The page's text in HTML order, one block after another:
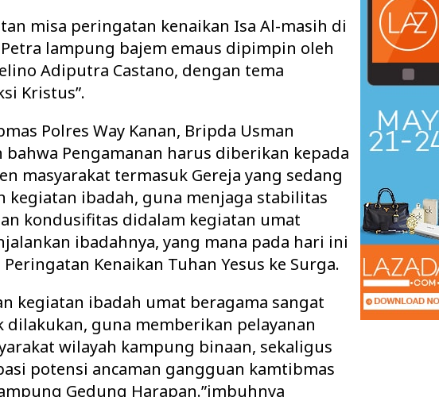
misa peringatan kenaikan Isa Al-masih di
lampung bajem emaus dipimpin oleh
Adiputra Castano, dengan tema
Kristus”.
Polres Way Kanan, Bripda Usman
bahwa Pengamanan harus diberikan kepada
masyarakat termasuk Gereja yang sedang
kegiatan ibadah, guna menjaga stabilitas
kondusifitas didalam kegiatan umat
ibadahnya, yang mana pada hari ini
Peringatan Kenaikan Tuhan Yesus ke Surga.
kegiatan ibadah umat beragama sangat
guna memberikan pelayanan
wilayah kampung binaan, sekaligus
potensi ancaman gangguan kamtibmas
Gedung Harapan.”imbuhnya
Pemkab Way Kanan Tuntaskan Tiga
Agenda Strategis Sekaligus, APBD
2027 Disahkan d…
Warga 2 Kecamatan Pertanyakan
Keberadaan Kabel Wifi yang diduga
secara Illegal N…